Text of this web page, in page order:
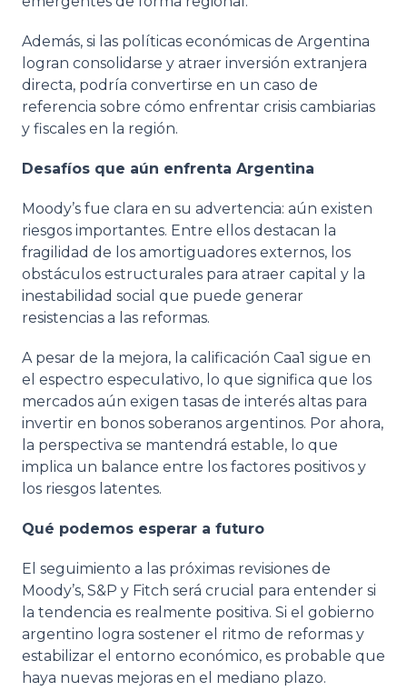
Además, si las políticas económicas de Argentina
logran consolidarse y atraer inversión extranjera
directa, podría convertirse en un caso de
referencia sobre cómo enfrentar crisis cambiarias
y fiscales en la región.
Desafíos que aún enfrenta Argentina
Moody’s fue clara en su advertencia: aún existen
riesgos importantes. Entre ellos destacan la
fragilidad de los amortiguadores externos, los
obstáculos estructurales para atraer capital y la
inestabilidad social que puede generar
resistencias a las reformas.
A pesar de la mejora, la calificación Caa1 sigue en
el espectro especulativo, lo que significa que los
mercados aún exigen tasas de interés altas para
invertir en bonos soberanos argentinos. Por ahora,
la perspectiva se mantendrá estable, lo que
implica un balance entre los factores positivos y
los riesgos latentes.
Qué podemos esperar a futuro
El seguimiento a las próximas revisiones de
Moody’s, S&P y Fitch será crucial para entender si
la tendencia es realmente positiva. Si el gobierno
argentino logra sostener el ritmo de reformas y
estabilizar el entorno económico, es probable que
haya nuevas mejoras en el mediano plazo.